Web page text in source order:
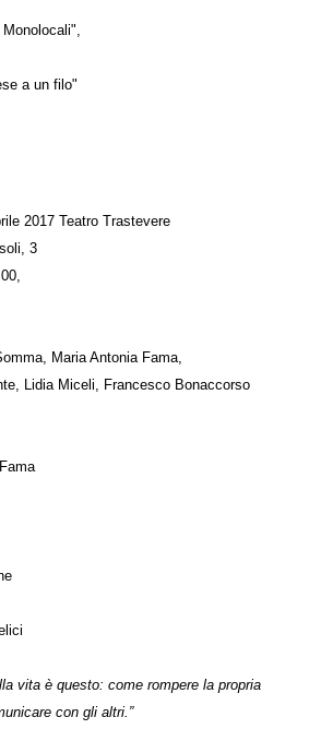
a un filo"
2017 Teatro Trastevere
3
Maria Antonia Fama,
Lidia Miceli, Francesco Bonaccorso
vita è questo: come rompere la propria
con gli altri.”